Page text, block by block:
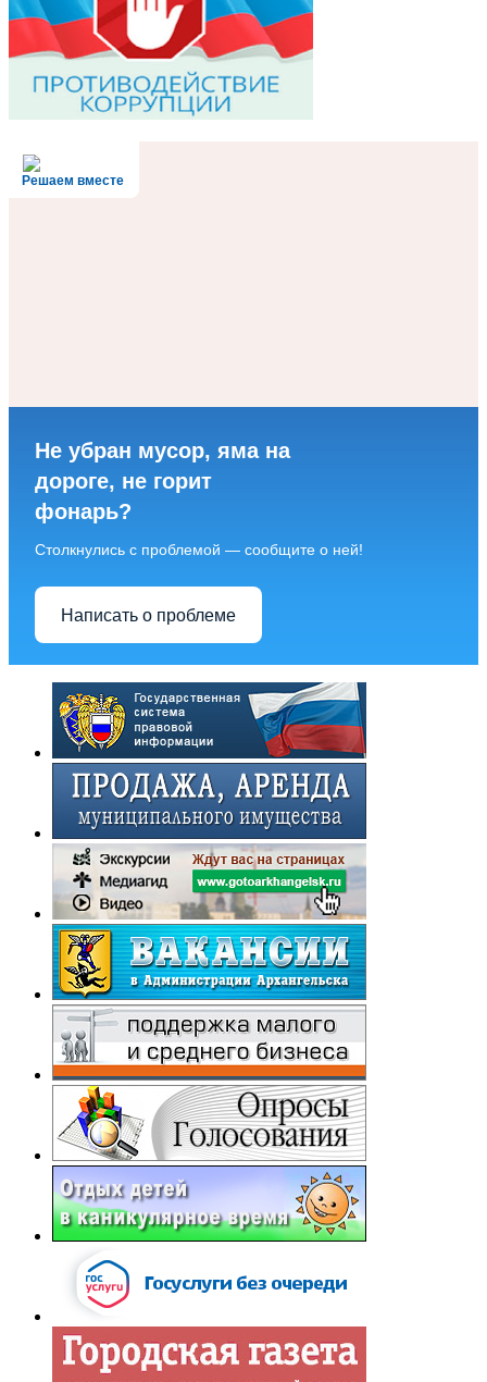
Решаем вместе
Не убран мусор, яма на
дороге, не горит
фонарь?
Столкнулись с проблемой — сообщите о ней!
Написать о проблеме